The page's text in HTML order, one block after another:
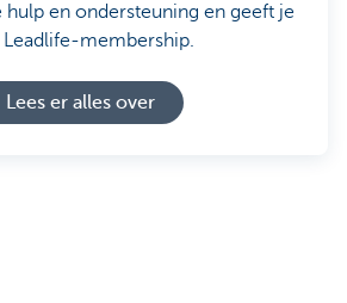
hulp en ondersteuning en geeft je
Leadlife-membership.
Lees er alles over